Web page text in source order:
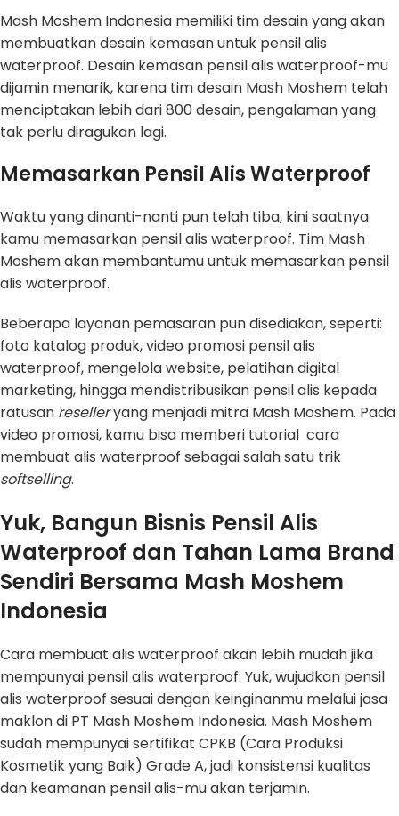
Mash Moshem Indonesia memiliki tim desain yang akan
membuatkan desain kemasan untuk pensil alis
waterproof. Desain kemasan pensil alis waterproof-mu
dijamin menarik, karena tim desain Mash Moshem telah
menciptakan lebih dari 800 desain, pengalaman yang
tak perlu diragukan lagi.
Memasarkan Pensil Alis Waterproof
Waktu yang dinanti-nanti pun telah tiba, kini saatnya
kamu memasarkan pensil alis waterproof. Tim Mash
Moshem akan membantumu untuk memasarkan pensil
alis waterproof.
Beberapa layanan pemasaran pun disediakan, seperti:
foto katalog produk, video promosi pensil alis
waterproof, mengelola website, pelatihan digital
marketing, hingga mendistribusikan pensil alis kepada
ratusan reselleryang menjadi mitra Mash Moshem. Pada
video promosi, kamu bisa memberi tutorial cara
membuat alis waterproof sebagai salah satu trik
softselling.
Yuk, Bangun Bisnis Pensil Alis
Waterproof dan Tahan Lama Brand
Sendiri Bersama Mash Moshem
Indonesia
Cara membuat alis waterproof akan lebih mudah jika
mempunyai pensil alis waterproof. Yuk, wujudkan pensil
alis waterproof sesuai dengan keinginanmu melalui jasa
maklon di PT Mash Moshem Indonesia. Mash Moshem
sudah mempunyai sertifikat CPKB (Cara Produksi
Kosmetik yang Baik) Grade A, jadi konsistensi kualitas
dan keamanan pensil alis-mu akan terjamin.